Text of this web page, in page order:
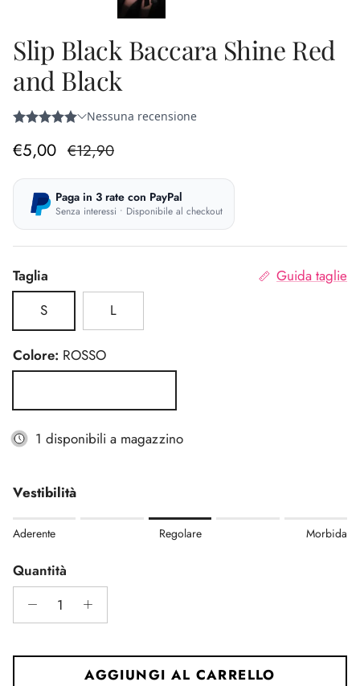
Slip Black Baccara Shine Red
and Black
Prezzo di vendita
€5,00 Prezzo normale
€12,90
Paga in 3 rate con PayPal
Senza interessi • Disponibile al checkout
Taglia
Guida taglie
S
L
Colore: ROSSO
1 disponibili a magazzino
Vestibilità
Rating of 1 means Aderente.
Rating of 5 means Morbida.
The rating of this product for "" is 3.
Aderente Regolare Morbida
Quantità
AGGIUNGI AL CARRELLO